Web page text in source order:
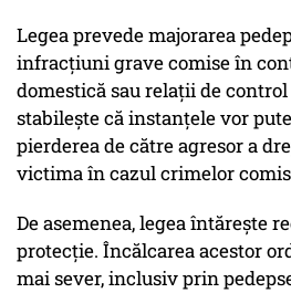
Legea prevede majorarea
infracțiuni grave comise în
domestică sau relații de
stabilește că instanțele vor
pierderea de către agresor a
victima în cazul crimelor
De asemenea, legea întărește
protecție. Încălcarea acestor
mai sever, inclusiv prin